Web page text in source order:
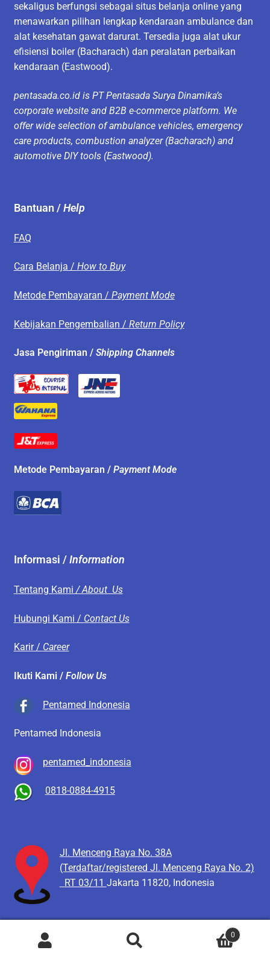
sekaligus berfungsi sebagai situs belanja online yang
menawarkan pilihan lengkap kendaraan ambulance dan
alat kesehatan gawat darurat. Tersedia juga alat ukur
efisiensi boiler (Bacharach) dan peralatan perbaikan
kendaraan (Eastwood).
pentasada.co.id is PT Pentasada Surya Dinamika’s
corporate website and B2B e-commerce platform. We
offer wide selection of ambulance vehicles, emergency
care products, combustion analyzer (Bacharach) and
automotive DIY tools (Eastwood).
Bantuan /Help
FAQ
Cara Belanja / How to Buy
Metode Pembayaran / Payment Mode
Kebijakan Pengembalian / Return Policy
Jasa Pengiriman / Shipping Channels
Metode Pembayaran / Payment Mode
Informasi /Information
Tentang Kami / About Us
Hubungi Kami / Contact Us
Karir / Career
Ikuti Kami / Follow Us
Pentamed Indonesia
Pentamed Indonesia
pentamed_indonesia
0818-0884-4915
Jl. Menceng Raya No. 38A
(Terdaftar/registered Jl. Menceng Raya No. 2)
RT 03/11 Jakarta 11820, Indonesia
Pencarian
0